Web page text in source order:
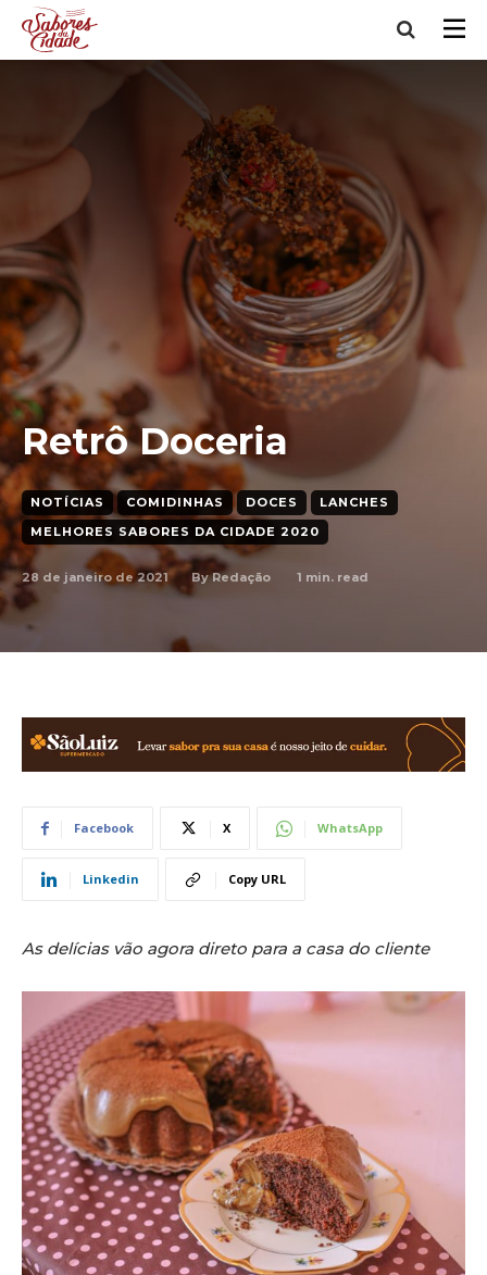
Retrô Doceria
NOTÍCIAS COMIDINHAS DOCES
LANCHES
MELHORES SABORES DA CIDADE 2020
28 de janeiro de 2021 By Redação 1 min. read
Facebook X WhatsApp
Linkedin Copy URL
As delícias vão agora direto para a casa do cliente